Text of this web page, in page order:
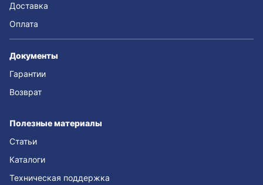
Доставка
Оплата
Документы
Гарантии
Возврат
Полезные материалы
Статьи
Каталоги
Техническая поддержка